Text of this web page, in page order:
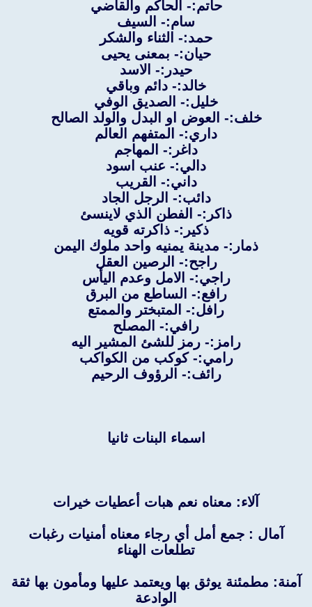
حاتم:- الحاكم والقاضي
سام:- السيف
حمد:- الثناء والشكر
حيان:- بمعنى يحيى
حيدر:- الاسد
خالد:- دائم وباقي
خليل:- الصديق الوفي
خلف:- العوض او البدل والولد الصالح
داري:- المتفهم العالم
داغر:- المهاجم
دالي:- عنب اسود
داني:- القريب
دائب:- الرجل الجاد
ذاكر:- الفطن الذي لاينسئ
ذكير:- ذاكرته قويه
ذمار:- مدينة يمنيه واحد ملوك اليمن
راجح:- الرصين العقل
راجي:- الامل وعدم اليأس
رافع:- الساطع من البرق
رافل:- المتبختر والممتع
رافي:- المصلح
رامز:- رمز للشئ المشير اليه
رامي:- كوكب من الكواكب
رائف:- الرؤوف الرحيم
اسماء البنات ثانيا
آلاء: معناه نعم هبات أعطيات خيرات
آمال : جمع أمل أي رجاء معناه أمنيات رغبات
تطلعات الهناء
آمنة: مطمئنة يوثق بها ويعتمد عليها ومأمون بها ثقة
الوادعة